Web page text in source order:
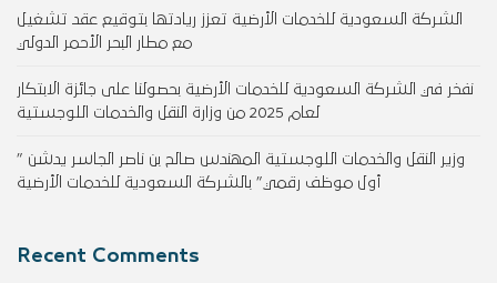
الشركة السعودية للخدمات الأرضية تعزز ريادتها بتوقيع عقد تشغيل
مع مطار البحر الأحمر الدولي
نفخر في الشركة السعودية للخدمات الأرضية بحصولنا على جائزة الابتكار
لعام 2025 من وزارة النقل والخدمات اللوجستية
وزير النقل والخدمات اللوجستية المهندس صالح بن ناصر الجاسر يدشن ”
أول موظف رقمي” بالشركة السعودية للخدمات الأرضية
Recent Comments